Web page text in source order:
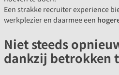
Een strakke recruiter experience
werkplezier en daarmee een
Niet steeds
dankzij betrokken